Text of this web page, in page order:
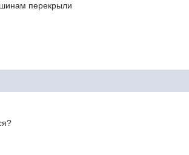
перекрыли